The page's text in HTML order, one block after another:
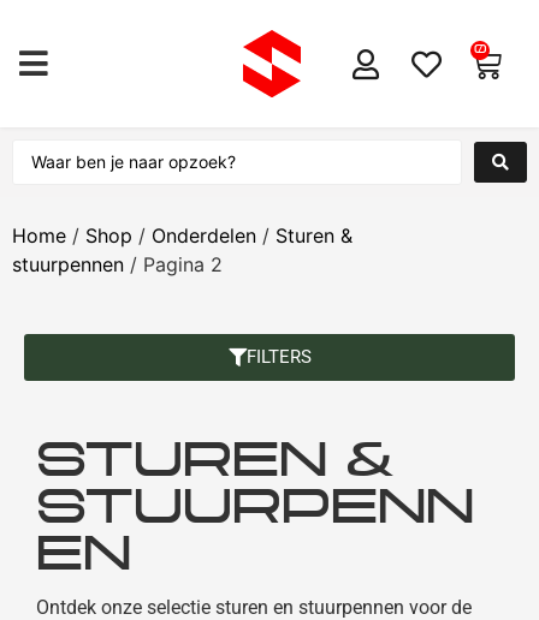
0
Home / Shop / Onderdelen / Sturen &
stuurpennen / Pagina 2
FILTERS
STUREN &
STUURPENN
EN
Ontdek onze selectie sturen en stuurpennen voor de